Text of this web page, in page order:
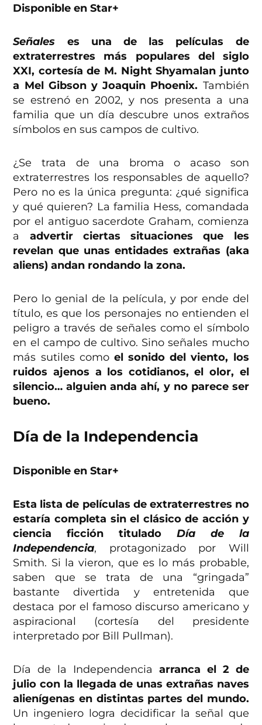
Disponible en Star+
Señales es una de las películas de
extraterrestres más populares del siglo
XXI, cortesía de M. Night Shyamalan junto
a Mel Gibson y Joaquin Phoenix. También
se estrenó en 2002, y nos presenta a una
familia que un día descubre unos extraños
símbolos en sus campos de cultivo.
¿Se trata de una broma o acaso son
extraterrestres los responsables de aquello?
Pero no es la única pregunta: ¿qué significa
y qué quieren? La familia Hess, comandada
por el antiguo sacerdote Graham, comienza
a advertir ciertas situaciones que les
revelan que unas entidades extrañas (aka
aliens) andan rondando la zona.
Pero lo genial de la película, y por ende del
título, es que los personajes no entienden el
peligro a través de señales como el símbolo
en el campo de cultivo. Sino señales mucho
más sutiles como el sonido del viento, los
ruidos ajenos a los cotidianos, el olor, el
silencio… alguien anda ahí, y no parece ser
bueno.
Día de la Independencia
Disponible en Star+
Esta lista de películas de extraterrestres no
estaría completa sin el clásico de acción y
ciencia ficción titulado Día de la
Independencia, protagonizado por Will
Smith. Si la vieron, que es lo más probable,
saben que se trata de una “gringada”
bastante divertida y entretenida que
destaca por el famoso discurso americano y
aspiracional (cortesía del presidente
interpretado por Bill Pullman).
Día de la Independencia arranca el 2 de
julio con la llegada de unas extrañas naves
alienígenas en distintas partes del mundo.
Un ingeniero logra decidificar la señal que